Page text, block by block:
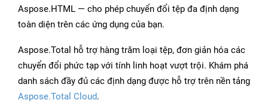
Aspose.HTML — cho phép chuyển đổi tệp đa định dạng
toàn diện trên các ứng dụng của bạn.
Aspose.Total hỗ trợ hàng trăm loại tệp, đơn giản hóa các
chuyển đổi phức tạp với tính linh hoạt vượt trội. Khám phá
danh sách đầy đủ các định dạng được hỗ trợ trên nền tảng
Aspose.Total Cloud.